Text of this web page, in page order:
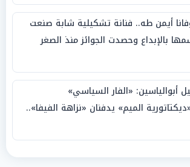
أيمن طه.. فنانة تشكيلية شابة صنعت
بالإبداع وحصدت الجوائز منذ الصغر
أبوالياسين: «الفار السياسي»
الميم» يدفنان «نزاهة الفيفا»..